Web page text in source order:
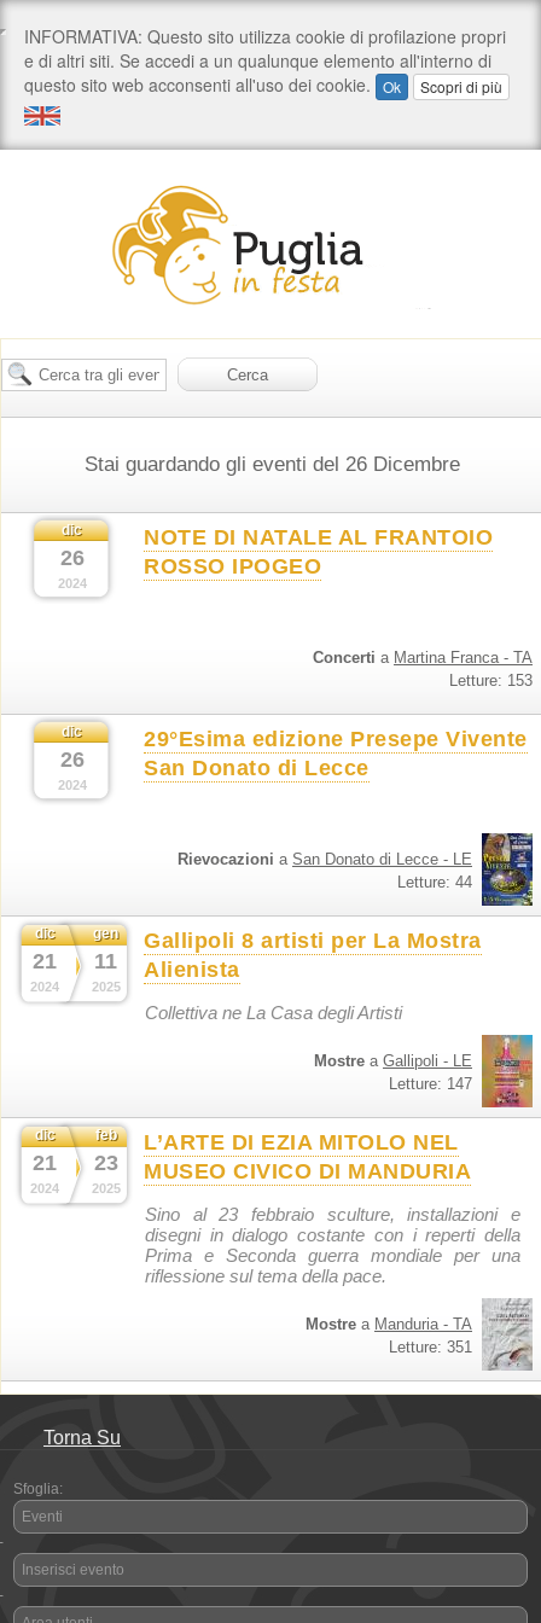
Stai guardando gli eventi del 26 Dicembre
dic
26
2024
NOTE DI NATALE AL FRANTOIO
ROSSO IPOGEO
Concerti a Martina Franca - TA
Letture: 153
dic
26
2024
29°Esima edizione Presepe Vivente
San Donato di Lecce
Rievocazioni a San Donato di Lecce - LE
Letture: 44
dic
21
2024
gen
11
2025
Gallipoli 8 artisti per La Mostra
Alienista
Collettiva ne La Casa degli Artisti
Mostre a Gallipoli - LE
Letture: 147
dic
21
2024
feb
23
2025
L’ARTE DI EZIA MITOLO NEL
MUSEO CIVICO DI MANDURIA
Sino al 23 febbraio sculture, installazioni e
disegni in dialogo costante con i reperti della
Prima e Seconda guerra mondiale per una
riflessione sul tema della pace.
Mostre a Manduria - TA
Letture: 351
Torna Su
Sfoglia:
Eventi
-
Inserisci evento
-